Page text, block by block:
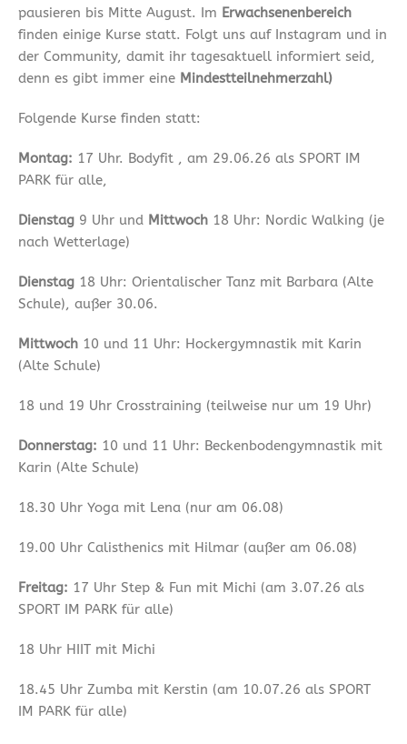
pausieren bis Mitte August. Im Erwachsenenbereich
finden einige Kurse statt. Folgt uns auf Instagram und in
der Community, damit ihr tagesaktuell informiert seid,
denn es gibt immer eine Mindestteilnehmerzahl)
Folgende Kurse finden statt:
Montag: 17 Uhr. Bodyfit , am 29.06.26 als SPORT IM
PARK für alle,
Dienstag 9 Uhr und Mittwoch 18 Uhr: Nordic Walking (je
nach Wetterlage)
Dienstag 18 Uhr: Orientalischer Tanz mit Barbara (Alte
Schule), außer 30.06.
Mittwoch 10 und 11 Uhr: Hockergymnastik mit Karin
(Alte Schule)
18 und 19 Uhr Crosstraining (teilweise nur um 19 Uhr)
Donnerstag: 10 und 11 Uhr: Beckenbodengymnastik mit
Karin (Alte Schule)
18.30 Uhr Yoga mit Lena (nur am 06.08)
19.00 Uhr Calisthenics mit Hilmar (außer am 06.08)
Freitag: 17 Uhr Step & Fun mit Michi (am 3.07.26 als
SPORT IM PARK für alle)
18 Uhr HIIT mit Michi
18.45 Uhr Zumba mit Kerstin (am 10.07.26 als SPORT
IM PARK für alle)